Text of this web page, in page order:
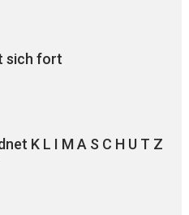
sich fort
K L I M A S C H U T Z